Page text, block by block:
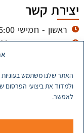
האתר שלנו משתמש
ולמדוד את ביצועי הפרסום
לאפשר.
יצירת קשר
ראשון - חמישי 06:00 - 20:00
שישי וערבי חג - 08:00 - 14:00
053-773-5678
כל הזכויות